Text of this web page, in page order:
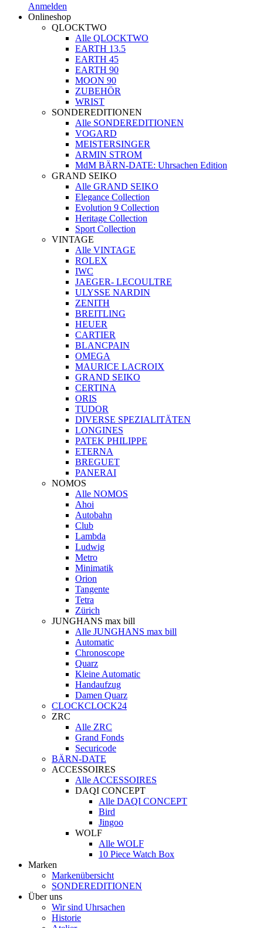
Anmelden
Onlineshop
QLOCKTWO
Alle QLOCKTWO
EARTH 13.5
EARTH 45
EARTH 90
MOON 90
ZUBEHÖR
WRIST
SONDEREDITIONEN
Alle SONDEREDITIONEN
VOGARD
MEISTERSINGER
ARMIN STROM
MdM BÄRN-DATE: Uhrsachen Edition
GRAND SEIKO
Alle GRAND SEIKO
Elegance Collection
Evolution 9 Collection
Heritage Collection
Sport Collection
VINTAGE
Alle VINTAGE
ROLEX
IWC
JAEGER- LECOULTRE
ULYSSE NARDIN
ZENITH
BREITLING
HEUER
CARTIER
BLANCPAIN
OMEGA
MAURICE LACROIX
GRAND SEIKO
CERTINA
ORIS
TUDOR
DIVERSE SPEZIALITÄTEN
LONGINES
PATEK PHILIPPE
ETERNA
BREGUET
PANERAI
NOMOS
Alle NOMOS
Ahoi
Autobahn
Club
Lambda
Ludwig
Metro
Minimatik
Orion
Tangente
Tetra
Zürich
JUNGHANS max bill
Alle JUNGHANS max bill
Automatic
Chronoscope
Quarz
Kleine Automatic
Handaufzug
Damen Quarz
CLOCKCLOCK24
ZRC
Alle ZRC
Grand Fonds
Securicode
BÄRN-DATE
ACCESSOIRES
Alle ACCESSOIRES
DAQI CONCEPT
Alle DAQI CONCEPT
Bird
Jingoo
WOLF
Alle WOLF
10 Piece Watch Box
Marken
Markenübersicht
SONDEREDITIONEN
Über uns
Wir sind Uhrsachen
Historie